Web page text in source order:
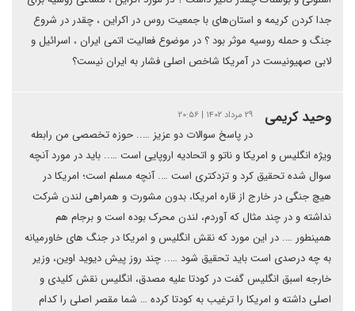
جدا کردن کریمه و استان‌های با جمعیت روس در اکراین ، چقدر در شروع
جنگ و حمله روسیه موثر بود ؟ در موضوع فعالیت اتمی ایران ، اسرائیل و
لابی صهیونیست در آمریکا شاخص اصلی فشار به ایران نیست؟
وحید کریمی ۲۹ مرداد ۱۴۰۲ | ۲۰:۵۶
در پاسخ سوالات دو عزیز ….. حوزه تخصصی من رابطه
ویژه انگلیس و امریکا و ناتو و اتحادیه اروپایی است ….. باید در مورد آنچه
سوال شده تحقیق کرد و تزدکتری است …. آنچه مسلم است؛ امریکا در
هیچ جنگی در خارج از قاره امریکا، بدون مشورت و همراهی لندن شرکت
نداشته و در چند مثال که آوردم، لندن محرک بوده است و برجام هم
همینطور …. در این مورد که نقش انگلیس و امریکا در جنگ های خاورمیانه
به چه درصدی است باید تحقیق شود ….. چند روز پیش دیوید اوین، وزیر
خارجه اسبق انگلیس گفت در کودتا علیه مصدق، انگلیس نقش کلیدی و
اصلی داشته و امریکا را ترغیب به کودتا کرده … شما مقصر اصلی را کدام